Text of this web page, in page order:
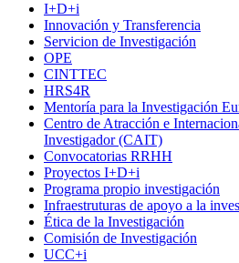
I+D+i
Innovación y Transferencia
Servicion de Investigación
OPE
CINTTEC
HRS4R
Mentoría para la Investigación
Centro de Atracción e
Investigador (CAIT)
Convocatorias RRHH
Proyectos I+D+i
Programa propio investigación
Infraestruturas de apoyo a la
Ética de la Investigación
Comisión de Investigación
UCC+i